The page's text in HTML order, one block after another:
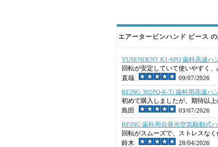
エアータービンハンド ピース
YUSENDENT K1-SPQ 歯科高速
回転が安定していて使いやすく
直哉
09/07/2026
BEING 302PQ-K-Ti 歯科用高速
初めて購入しましたが、期待以
島田
03/07/2026
BEING 歯科用自発光空気駆動式
回転がスムーズで、ストレスな
鈴木
28/04/2026